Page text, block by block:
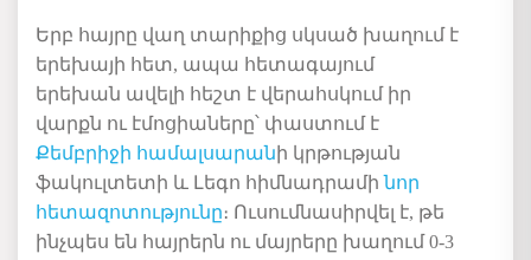
Երբ հայրը վաղ տարիքից սկսած խաղում է
երեխայ ի հետ, ապա հետագայում
երեխան ավելի հեշտ է վերահսկում իր
վարքն ու էմոցիաները՝ փաստում է
Քեմբրիջի համալսարան ի կրթության
ֆակուլտետի և Լեգո հիմնադրամի նոր
հետազոտությունը։ Ուսումնասիրվել է, թե
ինչպես են հայրերն ու մայրերը խաղում 0-3